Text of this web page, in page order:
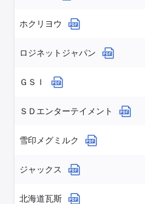
ホクリヨウ
ロジネットジャパン
ＧＳＩ
ＳＤエンターテイメント
雪印メグミルク
ジャックス
北海道瓦斯